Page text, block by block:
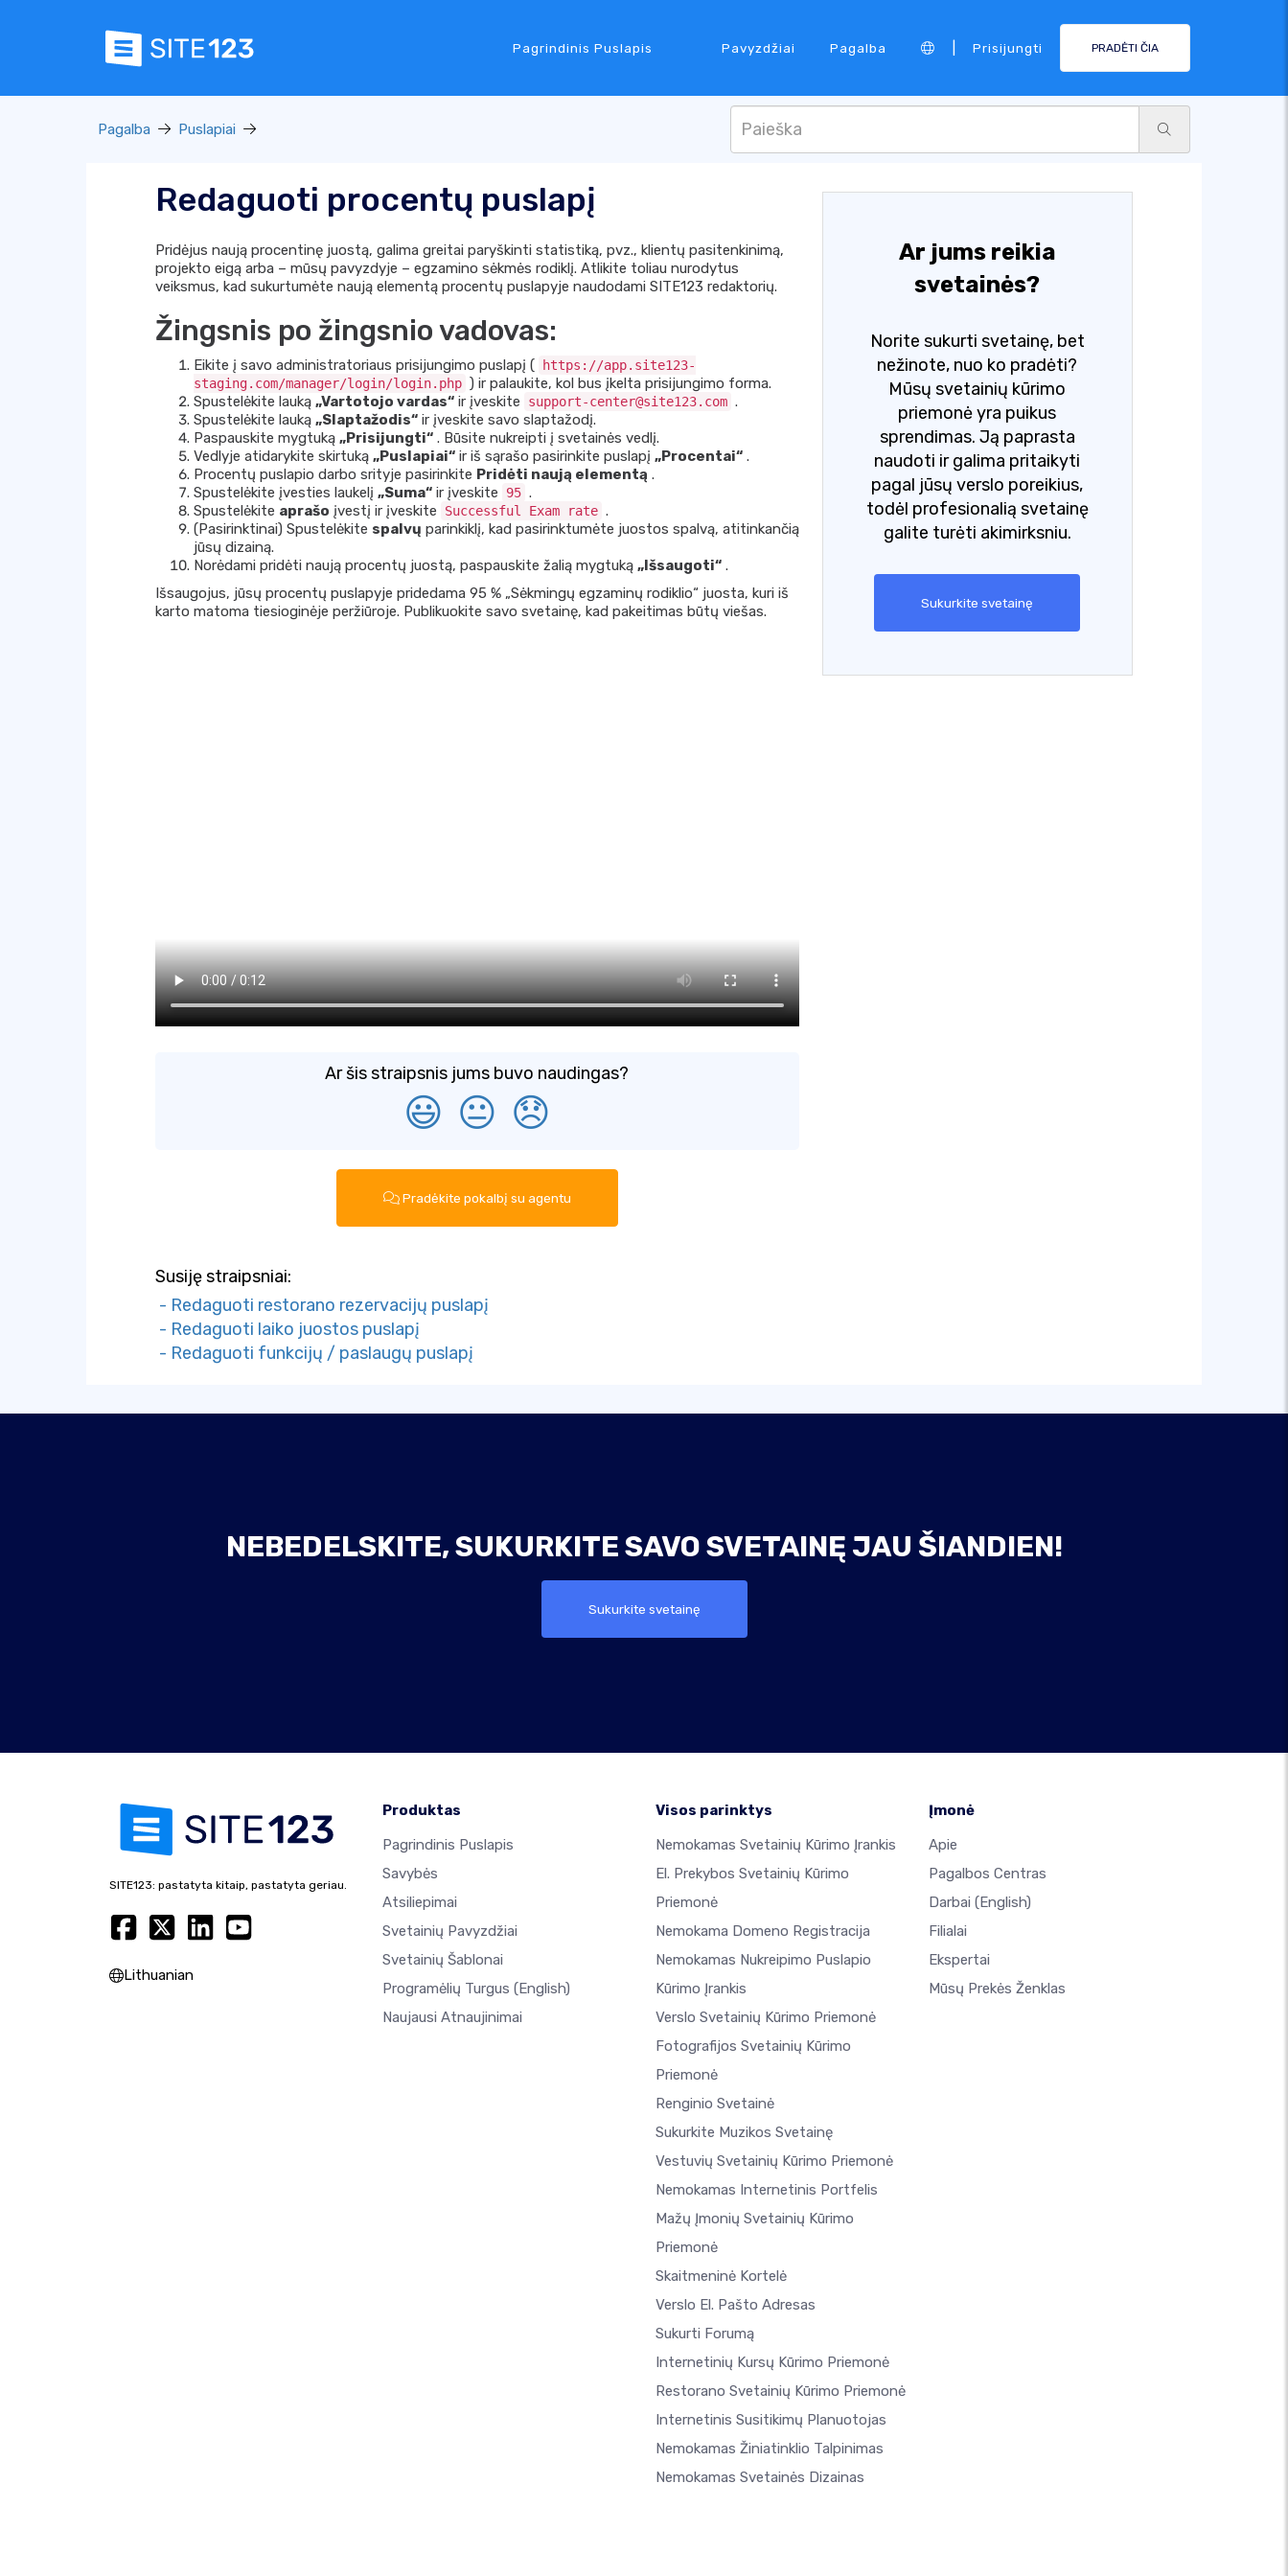
Pagrindinis Puslapis Pavyzdžiai Pagalba Prisijungti PRADĖTI ČIA
Pagalba Puslapiai
Redaguoti procentų puslapį
Pridėjus naują procentinę juostą, galima greitai paryškinti statistiką, pvz., klientų pasitenkinimą,
projekto eigą arba – mūsų pavyzdyje – egzamino sėkmės rodiklį. Atlikite toliau nurodytus
veiksmus, kad sukurtumėte naują elementą procentų puslapyje naudodami SITE123 redaktorių.
Žingsnis po žingsnio vadovas:
Eikite į savo administratoriaus prisijungimo puslapį (
https://app.site123-
staging.com/manager/login/login.php ) ir palaukite, kol bus įkelta prisijungimo forma.
Spustelėkite lauką „Vartotojo vardas“ ir įveskite support-center@site123.com .
Spustelėkite lauką „Slaptažodis“ ir įveskite savo slaptažodį.
Paspauskite mygtuką „Prisijungti“ . Būsite nukreipti į svetainės vedlį.
Vedlyje atidarykite skirtuką „Puslapiai“ ir iš sąrašo pasirinkite puslapį „Procentai“ .
Procentų puslapio darbo srityje pasirinkite Pridėti naują elementą .
Spustelėkite įvesties laukelį „Suma“ ir įveskite 95 .
Spustelėkite aprašo įvestį ir įveskite Successful Exam rate .
(Pasirinktinai) Spustelėkite spalvų parinkiklį, kad pasirinktumėte juostos spalvą, atitinkančią
jūsų dizainą.
Norėdami pridėti naują procentų juostą, paspauskite žalią mygtuką „Išsaugoti“ .
Išsaugojus, jūsų procentų puslapyje pridedama 95 % „Sėkmingų egzaminų rodiklio“ juosta, kuri iš
karto matoma tiesioginėje peržiūroje. Publikuokite savo svetainę, kad pakeitimas būtų viešas.
Ar šis straipsnis jums buvo naudingas?
😃 😐 😞
Pradėkite pokalbį su agentu
Susiję straipsniai:
- Redaguoti restorano rezervacijų puslapį
- Redaguoti laiko juostos puslapį
- Redaguoti funkcijų / paslaugų puslapį
Ar jums reikia
svetainės?
Norite sukurti svetainę, bet
nežinote, nuo ko pradėti?
Mūsų svetainių kūrimo
priemonė yra puikus
sprendimas. Ją paprasta
naudoti ir galima pritaikyti
pagal jūsų verslo poreikius,
todėl profesionalią svetainę
galite turėti akimirksniu.
Sukurkite svetainę
NEBEDELSKITE, SUKURKITE SAVO SVETAINĘ JAU ŠIANDIEN!
Sukurkite svetainę
SITE123: pastatyta kitaip, pastatyta geriau.
Lithuanian
Produktas
Pagrindinis Puslapis
Savybės
Atsiliepimai
Svetainių Pavyzdžiai
Svetainių Šablonai
Programėlių Turgus (English)
Naujausi Atnaujinimai
Visos parinktys
Nemokamas Svetainių Kūrimo Įrankis
El. Prekybos Svetainių Kūrimo
Priemonė
Nemokama Domeno Registracija
Nemokamas Nukreipimo Puslapio
Kūrimo Įrankis
Verslo Svetainių Kūrimo Priemonė
Fotografijos Svetainių Kūrimo
Priemonė
Renginio Svetainė
Sukurkite Muzikos Svetainę
Vestuvių Svetainių Kūrimo Priemonė
Nemokamas Internetinis Portfelis
Mažų Įmonių Svetainių Kūrimo
Priemonė
Skaitmeninė Kortelė
Verslo El. Pašto Adresas
Sukurti Forumą
Internetinių Kursų Kūrimo Priemonė
Restorano Svetainių Kūrimo Priemonė
Internetinis Susitikimų Planuotojas
Nemokamas Žiniatinklio Talpinimas
Nemokamas Svetainės Dizainas
Įmonė
Apie
Pagalbos Centras
Darbai (English)
Filialai
Ekspertai
Mūsų Prekės Ženklas